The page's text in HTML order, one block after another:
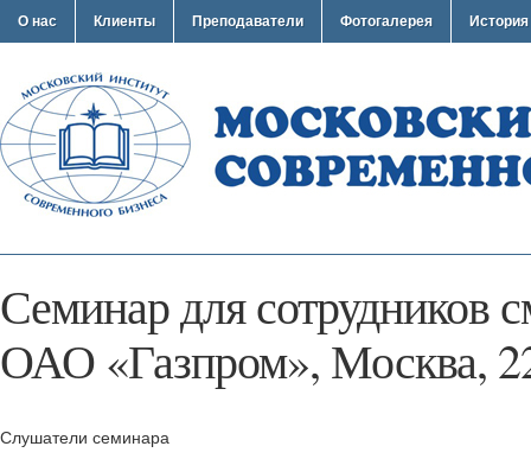
О нас Клиенты Преподаватели Фотогалерея История
Семинар для
ОАО «Газпром», Москва,
Слушатели семинара